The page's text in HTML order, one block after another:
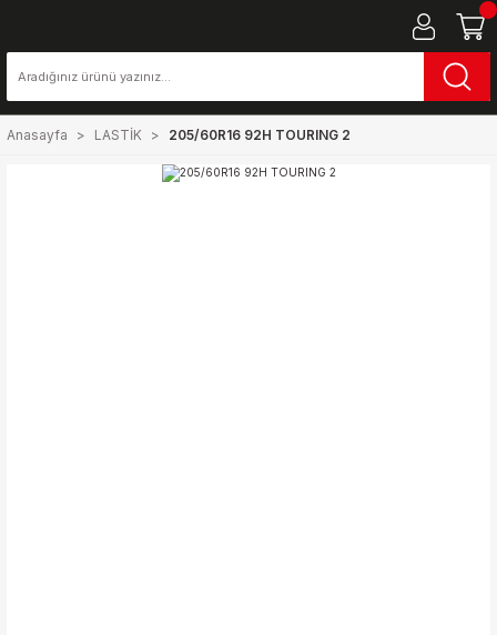
Anasayfa LASTİK 205/60R16 92H TOURING 2